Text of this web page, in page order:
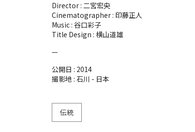
Director :二宮宏央
Cinematographer : 印藤正人
Music :谷口彩子
Title Design :横山道雄
—
公開日 : 2014
撮影地 :石川 - 日本
伝統